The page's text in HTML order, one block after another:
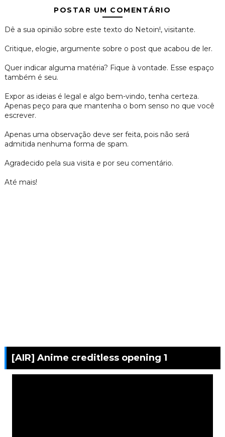
POSTAR UM COMENTÁRIO
Dê a sua opinião sobre este texto do Netoin!, visitante.
Critique, elogie, argumente sobre o post que acabou de ler.
Quer indicar alguma matéria? Fique à vontade. Esse espaço
também é seu.
Expor as ideias é legal e algo bem-vindo, tenha certeza.
Apenas peço para que mantenha o bom senso no que você
escrever.
Apenas uma observação deve ser feita, pois não será
admitida nenhuma forma de spam.
Agradecido pela sua visita e por seu comentário.
Até mais!
[AIR] Anime creditless opening 1